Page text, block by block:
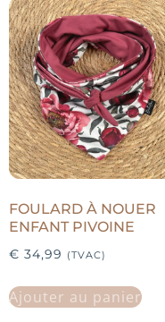
FOULARD À NOUER
ENFANT PIVOINE
€ 34,99 (TVAC)
Ajouter au panier